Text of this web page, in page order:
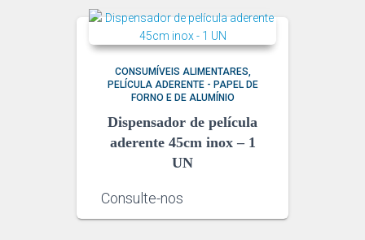
CONSUMÍVEIS ALIMENTARES
PELÍCULA ADERENTE - PAPEL DE
FORNO E DE ALUMÍNIO
Dispensador de película
aderente 45cm inox – 1
UN
Consulte-nos